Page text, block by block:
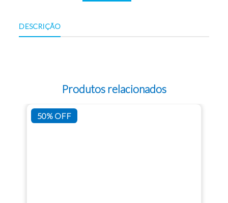
DESCRIÇÃO
Produtos relacionados
50% OFF